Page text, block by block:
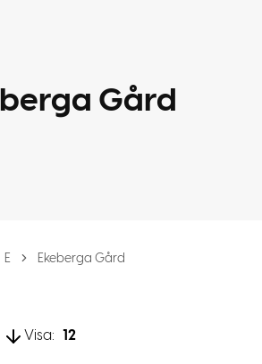
Gård
E Ekeberga Gård
Visa: 12